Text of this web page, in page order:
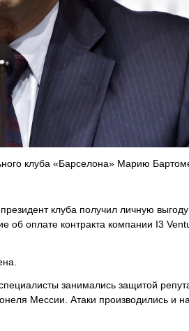
клуба «Барселона» Марию
клуба получил личную
оплате контракта компании I3
занимались защитой
Мессии. Атаки производились и